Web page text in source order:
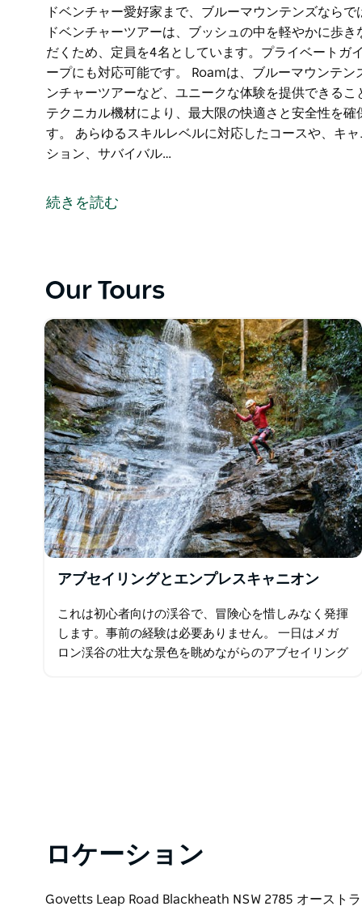
ドベンチャー愛好家まで、ブルーマウンテンズなら
ドベンチャーツアーは、ブッシュの中を軽やかに歩
だくため、定員を4名としています。プライベートガ
ープにも対応可能です。 Roamは、ブルーマウンテ
ンチャーツアーなど、ユニークな体験を提供できる
テクニカル機材により、最大限の快適さと安全性を
す。 あらゆるスキルレベルに対応したコースや、キ
ション、サバイバル…
チャートレーニングを専門とするプレミアムアドベ
ドベンチャー愛好家まで、ブルーマウンテンズなら
人数のグループにも対応可能です。
ニークな体験を提供できることを誇りに思っています
Roamのプレミアムなテクニカル機材により、最大限
なる高みへと導きます。
あらゆるスキルレベルに対応したコースや、キャニ
ン、サバイバル、レスキューに関するオーダーメイ
られます。
続きを読む
Our Tours
アブセイリングとエンプレスキャニオン
これは初心者向けの渓谷で、冒険心を惜しみなく発揮
します。事前の経験は必要ありません。 一日はメガ
ロン渓谷の壮大な景色を眺めながらのアブセイリング
ロケーション
Govetts Leap Road Blackheath NSW 2785 オースト